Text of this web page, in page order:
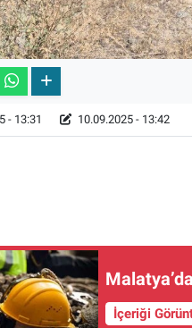
- 13:31 10.09.2025 - 13:42
İçeriği